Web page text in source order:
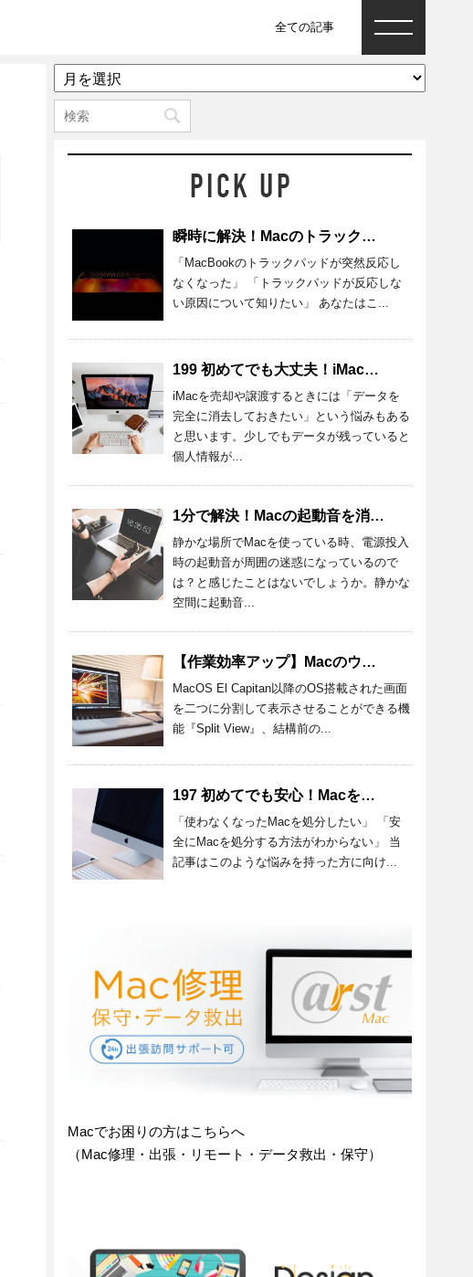
全ての記事
ア
ー
カ
イ
瞬時に解決！Macのトラックパッドが反応しないときの原因と対処法
「MacBookのトラックパッドが突然反応し
なくなった」 「トラックパッドが反応しな
い原因について知りたい」 あなたはこ...
199 初めてでも大丈夫！iMacのデータを完全消去する準備・方法を紹介
iMacを売却や譲渡するときには「データを
完全に消去しておきたい」という悩みもある
と思います。少しでもデータが残っていると
個人情報が...
1分で解決！Macの起動音を消す設定方法とおすすめアプリを紹介！
静かな場所でMacを使っている時、電源投入
時の起動音が周囲の迷惑になっているので
は？と感じたことはないでしょうか。静かな
空間に起動音...
【作業効率アップ】Macのウィンドウを半分にする方法を詳しく解説
MacOS El Capitan以降のOS搭載された画面
を二つに分割して表示させることができる機
能『Split View』、結構前の...
197 初めてでも安心！Macを処分するときの準備と方法を詳しく解説！
「使わなくなったMacを処分したい」 「安
全にMacを処分する方法がわからない」 当
記事はこのような悩みを持った方に向け...
Macでお困りの方はこちらへ
（Mac修理・出張・リモート・データ救出・保守）